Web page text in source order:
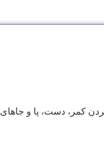
کمر، دست، پا و جاهای